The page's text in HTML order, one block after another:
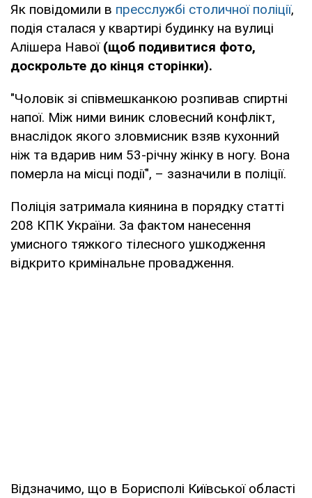
Як повідомили в пресслужбі столичної поліції,
подія сталася у квартирі будинку на вулиці
Алішера Навої (щоб подивитися фото,
доскрольте до кінця сторінки).
"Чоловік зі співмешканкою розпивав спиртні
напої. Між ними виник словесний конфлікт,
внаслідок якого зловмисник взяв кухонний
ніж та вдарив ним 53-річну жінку в ногу. Вона
померла на місці події", – зазначили в поліції.
Поліція затримала киянина в порядку статті
208 КПК України. За фактом нанесення
умисного тяжкого тілесного ушкодження
відкрито кримінальне провадження.
Відзначимо, що в Борисполі Київської області